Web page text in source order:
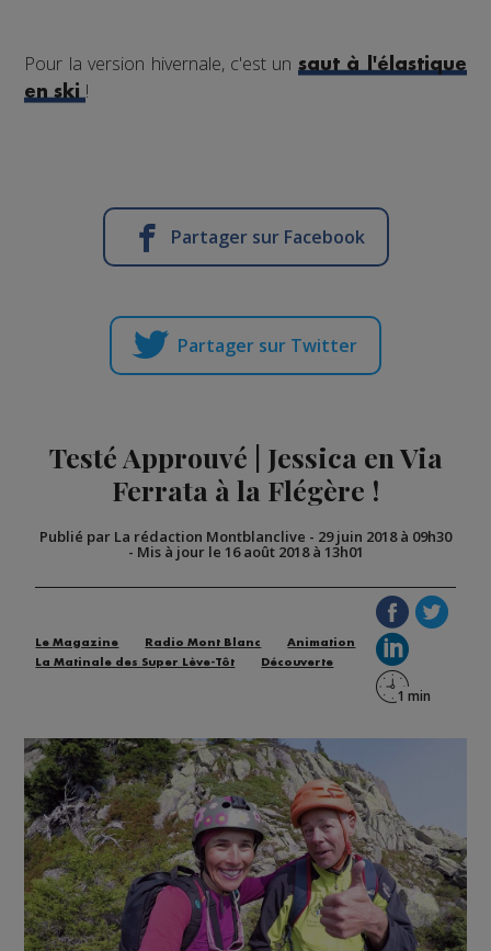
Pour la version hivernale, c'est un saut à l'élastique
en ski!
Partager sur Facebook
Partager sur Twitter
Testé Approuvé | Jessica en Via
Ferrata à la Flégère !
Publié par La rédaction Montblanclive - 29 juin 2018 à 09h30
- Mis à jour le 16 août 2018 à 13h01
Le Magazine Radio Mont Blanc
Animation
La Matinale des Super Lève-Tôt
Découverte